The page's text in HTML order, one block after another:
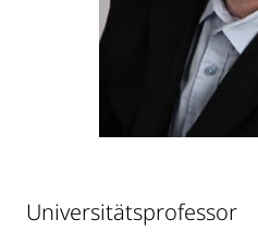
Universitätsprofessor